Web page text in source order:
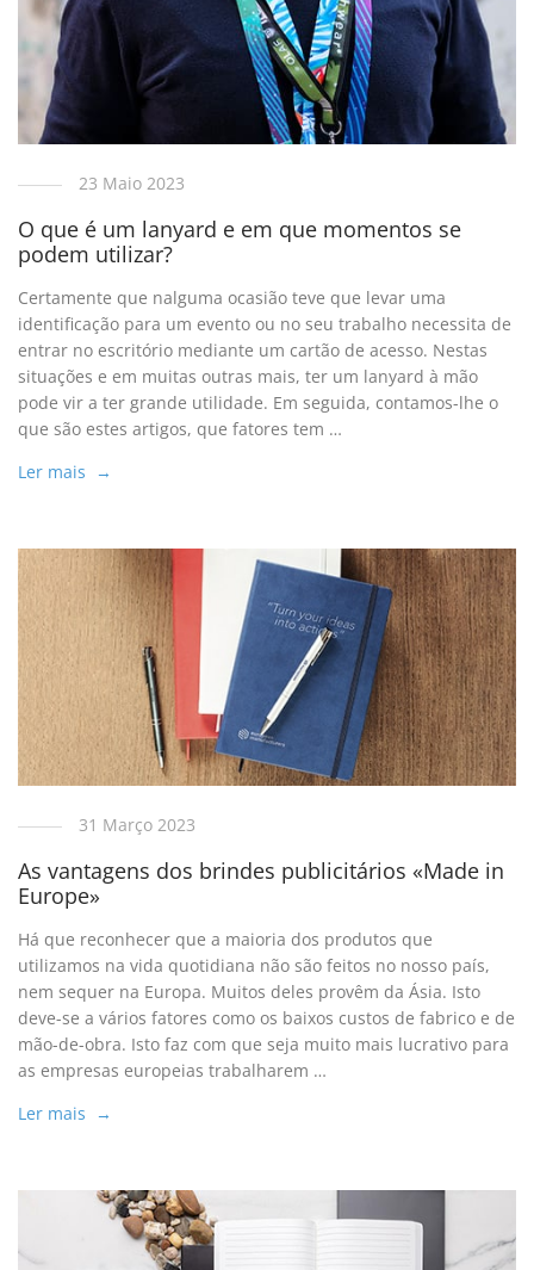
23 Maio 2023
O que é um lanyard e em que momentos se
podem utilizar?
Certamente que nalguma ocasião teve que levar uma
identificação para um evento ou no seu trabalho necessita de
entrar no escritório mediante um cartão de acesso. Nestas
situações e em muitas outras mais, ter um lanyard à mão
pode vir a ter grande utilidade. Em seguida, contamos-lhe o
que são estes artigos, que fatores tem …
Ler mais →
31 Março 2023
As vantagens dos brindes publicitários «Made in
Europe»
Há que reconhecer que a maioria dos produtos que
utilizamos na vida quotidiana não são feitos no nosso país,
nem sequer na Europa. Muitos deles provêm da Ásia. Isto
deve-se a vários fatores como os baixos custos de fabrico e de
mão-de-obra. Isto faz com que seja muito mais lucrativo para
as empresas europeias trabalharem …
Ler mais →